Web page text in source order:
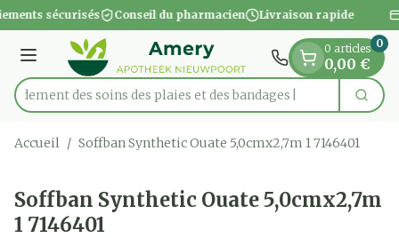
Aller au contenu
1 de 1
sécurisés Conseil du pharmacien Livraison rapide
Menu
Rechercherdes soins des plaies et des bandages
0 articles
0,00 €
0
Accueil / Soffban Synthetic Ouate 5,0cmx2,7m 1 7146401
Soffban Synthetic Ouate 5,0cmx2,7m
1 7146401